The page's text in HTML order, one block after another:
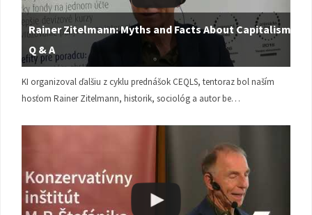
Rainer Zitelmann: Myths and Facts About Capitalism |
Q & A
KI organizoval ďalšiu z cyklu prednášok CEQLS, tentoraz bol naším
hosťom Rainer Zitelmann, historik, sociológ a autor be…